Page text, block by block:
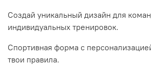
Создай уникальный дизайн для
индивидуальных тренировок.
Спортивная форма с
твои правила.